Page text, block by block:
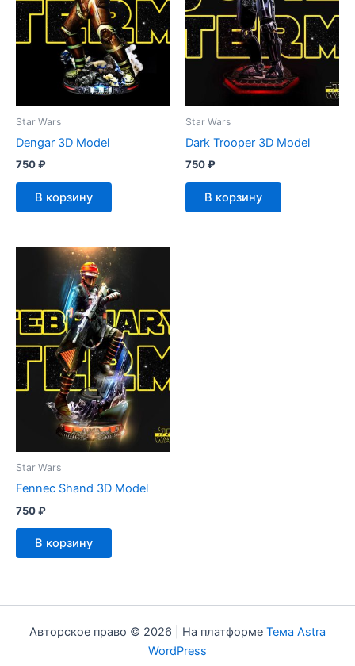
Star Wars
Dengar 3D Model
750₽
В корзину
Star Wars
Dark Trooper 3D Model
750₽
В корзину
Star Wars
Fennec Shand 3D Model
750₽
В корзину
Авторское право © 2026 | На платформе Тема Astra
WordPress